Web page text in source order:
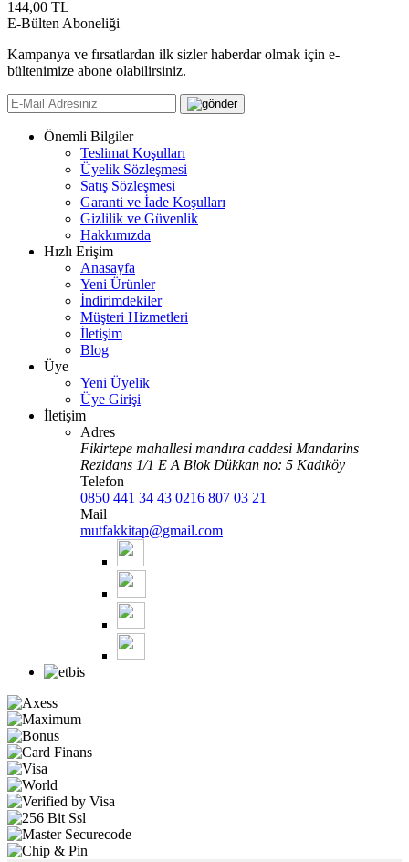
144,00 TL
E-Bülten Aboneliği
Kampanya ve fırsatlardan ilk sizler haberdar olmak için e-
bültenimize abone olabilirsiniz.
Önemli Bilgiler
Teslimat Koşulları
Üyelik Sözleşmesi
Satış Sözleşmesi
Garanti ve İade Koşulları
Gizlilik ve Güvenlik
Hakkımızda
Hızlı Erişim
Anasayfa
Yeni Ürünler
İndirimdekiler
Müşteri Hizmetleri
İletişim
Blog
Üye
Yeni Üyelik
Üye Girişi
İletişim
Adres
Fikirtepe mahallesi mandıra caddesi Mandarins
Rezidans 1/1 E A Blok Dükkan no: 5 Kadıköy
Telefon
0850 441 34 43 0216 807 03 21
Mail
mutfakkitap@gmail.com